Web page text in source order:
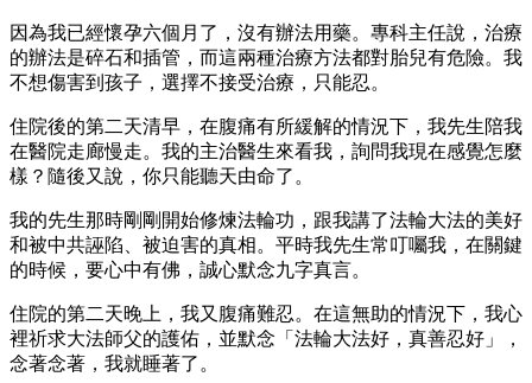
因為我已經懷孕六個月了，沒有辦法用藥。專科主任說，治療
的辦法是碎石和插管，而這兩種治療方法都對胎兒有危險。我
不想傷害到孩子，選擇不接受治療，只能忍。
住院後的第二天清早，在腹痛有所緩解的情況下，我先生陪我
在醫院走廊慢走。我的主治醫生來看我，詢問我現在感覺怎麼
樣？隨後又說，你只能聽天由命了。
我的先生那時剛剛開始修煉法輪功，跟我講了法輪大法的美好
和被中共誣陷、被迫害的真相。平時我先生常叮囑我，在關鍵
的時候，要心中有佛，誠心默念九字真言。
住院的第二天晚上，我又腹痛難忍。在這無助的情況下，我心
裡祈求大法師父的護佑，並默念「法輪大法好，真善忍好」，
念著念著，我就睡著了。